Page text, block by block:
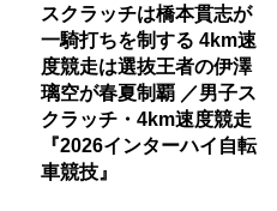
スクラッチは橋本貫志が
一騎打ちを制する 4km速
度競走は選抜王者の伊澤
璃空が春夏制覇 ／男子ス
クラッチ・4km速度競走
『2026インターハイ自転
車競技』